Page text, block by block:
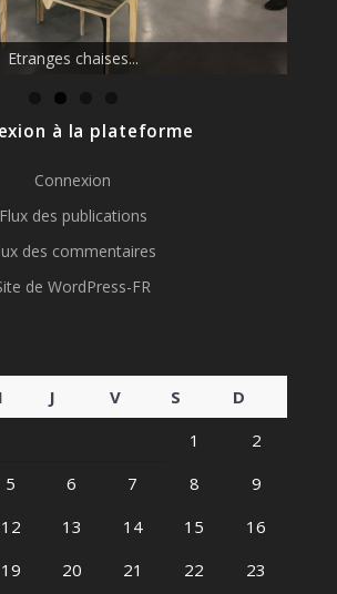
Etranges chaises...
à la plateforme
Connexion
Flux des publications
des commentaires
de WordPress-FR
J V S
D
1
2
5 6 7 8
9
12 13 14 15
16
19 20 21 22 23